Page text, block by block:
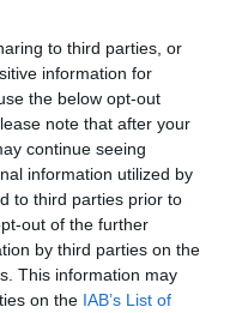
to third parties, or
information for
the below opt-out
note that after your
continue seeing
information utilized by
to third parties prior to
out of the further
by third parties on the
This information may
on the IAB’s List of
hogy mondják el a
ezelőtt
Dani vágya azt
az
viszont az volt a
le előre és olvassuk
nem bíztam a
Dani, de
ha a spontán verzió